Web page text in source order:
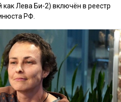
как Лева Би-2) включён в реестр
РФ.